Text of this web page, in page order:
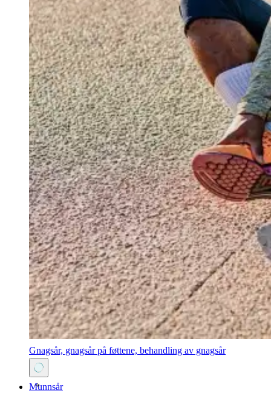
Gnagsår, gnagsår på føttene, behandling av gnagsår
Munnsår